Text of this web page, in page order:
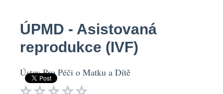
ÚPMD - Asistovaná
reprodukce (IVF)
Ústav Pro Péči o Matku a Dítě